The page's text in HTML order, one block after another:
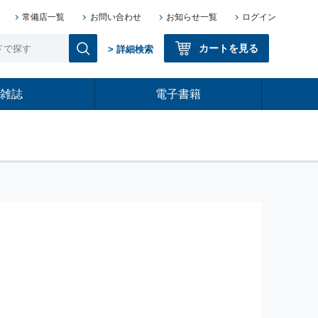
常備店一覧 お問い合わせ お知らせ一覧 ログイン
> 詳細検索 カートを見る
雑誌 電子書籍